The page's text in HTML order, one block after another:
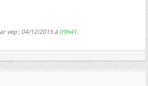
vep ; 04/12/2015 à 09h41.